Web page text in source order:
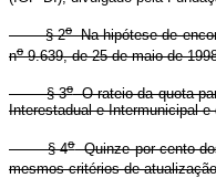
§ 2oNa hipótese de
no9.639, de 25 de maio de
§ 3oO rateio da quota
Interestadual e Intermunicipal
§ 4oQuinze por cento
mesmos critérios de